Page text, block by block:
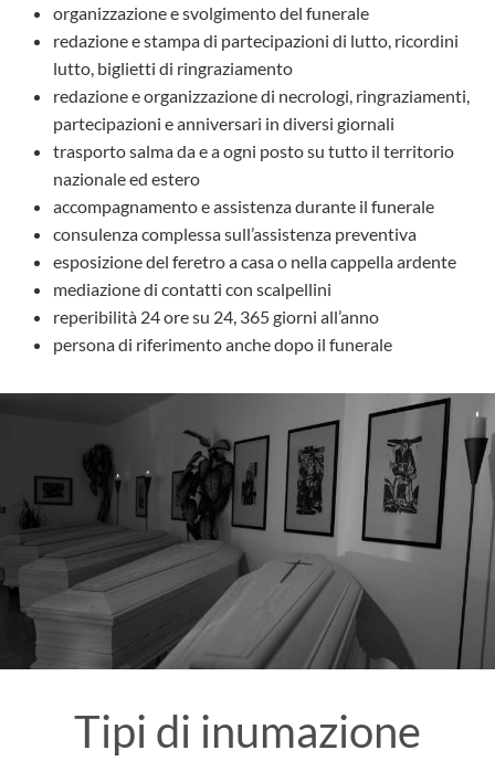
organizzazione e svolgimento del funerale
redazione e stampa di partecipazioni di lutto, ricordini
lutto, biglietti di ringraziamento
redazione e organizzazione di necrologi, ringraziamenti,
partecipazioni e anniversari in diversi giornali
trasporto salma da e a ogni posto su tutto il territorio
nazionale ed estero
accompagnamento e assistenza durante il funerale
consulenza complessa sull’assistenza preventiva
esposizione del feretro a casa o nella cappella ardente
mediazione di contatti con scalpellini
reperibilità 24 ore su 24, 365 giorni all’anno
persona di riferimento anche dopo il funerale
Tipi di inumazione